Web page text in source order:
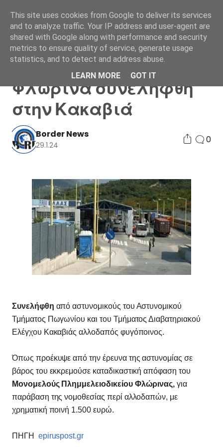
Καταδικασμένος στη
Φλώρινα συνελήφθη
στην Κακαβιά
Border News
29.1.24
0
Συνελήφθη από αστυνομικούς του Αστυνομικού
Τμήματος Πωγωνίου και του Τμήματος Διαβατηριακού
Ελέγχου Κακαβιάς αλλοδαπός φυγόποινος.
Όπως προέκυψε από την έρευνα της αστυνομίας σε
βάρος του εκκρεμούσε καταδικαστική απόφαση του
Μονομελούς Πλημμελειοδικείου Φλώρινας, για
παράβαση της νομοθεσίας περί αλλοδαπών, με
χρηματική ποινή 1.500 ευρώ.
ΠΗΓΗ epiruspost.gr
This site uses cookies from Google to deliver its services
and to analyze traffic. Your IP address and user-agent are
shared with Google along with performance and security
metrics to ensure quality of service, generate usage
statistics, and to detect and address abuse.
LEARN MORE
GOT IT